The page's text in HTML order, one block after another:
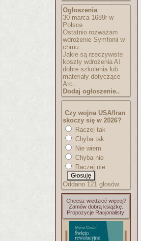
Ogłoszenia:
30 marca 1689r w
Polsce
Ostatnio rozważam
wdrożenie Symfonii w
chmu..
Jakie są rzeczywiste
koszty wdrożenia AI
dobre szkolenia lub
materiały dotyczące
Arc..
Dodaj ogłoszenie..
Czy wojna USA/Iran
skoczy się w 2026?
Raczej tak
Chyba tak
Nie wiem
Chyba nie
Raczej nie
Oddano 121 głosów.
Chcesz wiedzieć więcej?
Zamów dobrą książkę.
Propozycje Racjonalisty: